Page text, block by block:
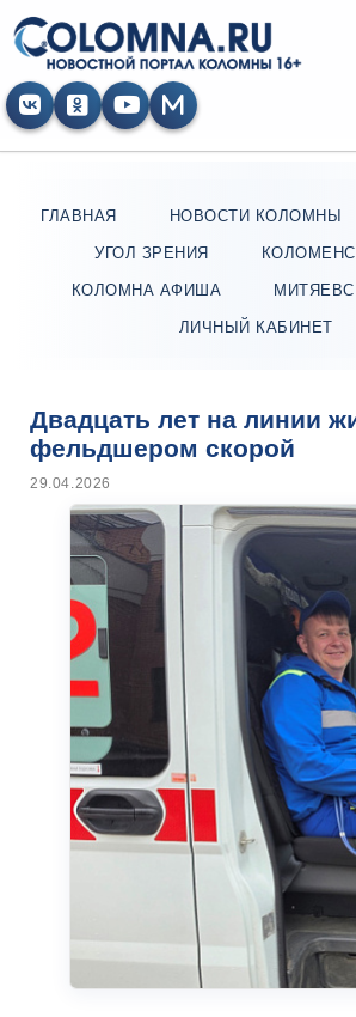
ГЛАВНАЯ НОВОСТИ КОЛОМНЫ
УГОЛ ЗРЕНИЯ
КОЛОМНА АФИША
ЛИЧНЫЙ КАБИНЕТ
Двадцать лет на линии
фельдшером скорой
29.04.2026